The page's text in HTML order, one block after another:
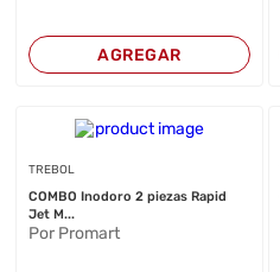
AGREGAR
TREBOL
COMBO Inodoro 2 piezas Rapid
Jet M...
Por Promart